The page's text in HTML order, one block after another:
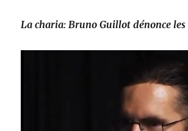
La charia: Bruno Guillot dénonce les